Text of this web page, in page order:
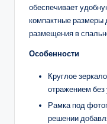
обеспечивает
компактные
размещения в
Особенности
Круглое
отражением без
Рамка под
решении